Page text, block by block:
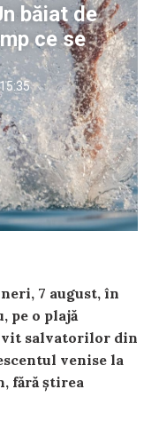
băiat de
ce se
15:35
7 august, în
pe o plajă
salvatorilor din
venise la
fără știrea